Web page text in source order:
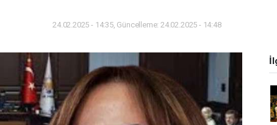
24.02.2025 - 14:35, Güncelleme: 24.02.2025 - 14:48